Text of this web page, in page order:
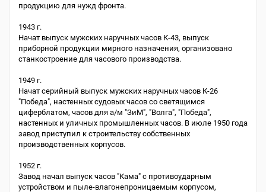
продукцию для нужд фронта.
1943 г.
Начат выпуск мужских наручных часов К-43, выпуск
приборной продукции мирного назначения, организовано
станкостроение для часового производства.
1949 г.
Начат серийный выпуск мужских наручных часов К-26
"Победа", настенных судовых часов со светящимся
циферблатом, часов для а/м "ЗиМ", "Волга", "Победа",
настенных и уличных промышленных часов. В июле 1950 года
завод приступил к строительству собственных
производственных корпусов.
1952 г.
Завод начал выпуск часов "Кама" с противоударным
устройством и пыле-влагонепроницаемым корпусом,